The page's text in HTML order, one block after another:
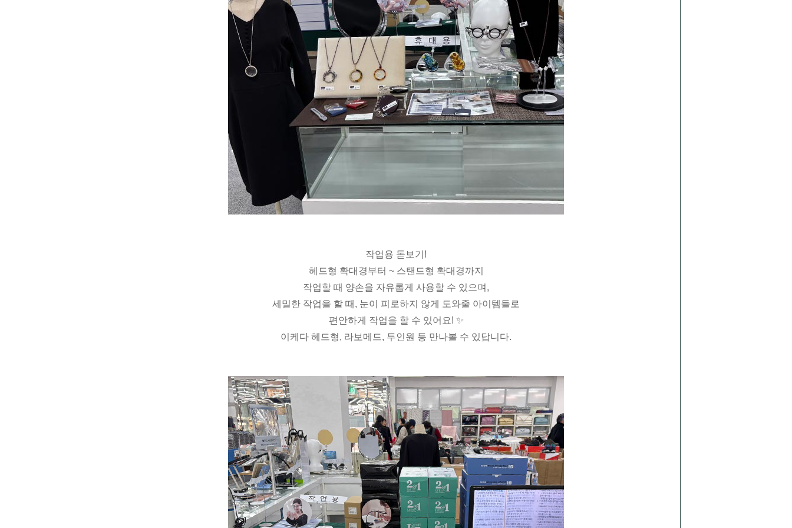
작업용 돋보기!
헤드형 확대경부터 ~ 스탠드형 확대경까지
작업할 때 양손을 자유롭게 사용할 수 있으며,
세밀한 작업을 할 때, 눈이 피로하지 않게 도와줄 아이템들로
편안하게 작업을 할 수 있어요! ✨
이케다 헤드형, 라보메드, 투인원 등 만나볼 수 있답니다.